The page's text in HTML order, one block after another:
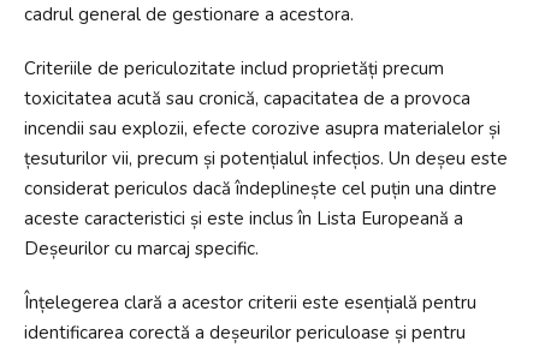
cadrul general de gestionare a acestora.
Criteriile de periculozitate includ proprietăți precum
toxicitatea acută sau cronică, capacitatea de a provoca
incendii sau explozii, efecte corozive asupra materialelor și
țesuturilor vii, precum și potențialul infecțios. Un deșeu este
considerat periculos dacă îndeplinește cel puțin una dintre
aceste caracteristici și este inclus în Lista Europeană a
Deșeurilor cu marcaj specific.
Înțelegerea clară a acestor criterii este esențială pentru
identificarea corectă a deșeurilor periculoase și pentru